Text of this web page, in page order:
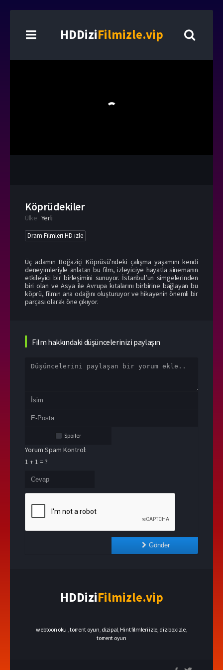
HDDiziFilmizle.vip
Köprüdekiler
Ülke Yerli
Dram Filmleri HD izle
Üç adamın Boğaziçi Köprüsü'ndeki çalışma yaşamını kendi
deneyimleriyle anlatan bu film, izleyiciye hayatla sinemanın
etkileyici bir birleşimini sunuyor. İstanbul’un simgelerinden
biri olan ve Asya ile Avrupa kıtalarını birbirine bağlayan bu
köprü, filmin ana odağını oluşturuyor ve hikayenin önemli bir
parçası olarak öne çıkıyor.
Film hakkındaki düşüncelerinizi paylaşın
Spoiler
Yorum Spam Kontrol:
1 + 1 = ?
Gönder
HDDiziFilmizle.vip
webtoon oku ,torrent oyun dizipal Hint filmleri izle dizibox izle,
torrent oyun